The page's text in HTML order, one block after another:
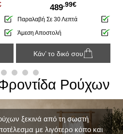
χωρητικότητα κάδου 50L και ισχύ
2300W
489.99€
Παραλαβή Σε 30 Λεπτά
Άμεση Αποστολή
Κάν’ το δικό σου
Ρούχων
ξεκινά από τη σωστή
με λιγότερο κόπο και